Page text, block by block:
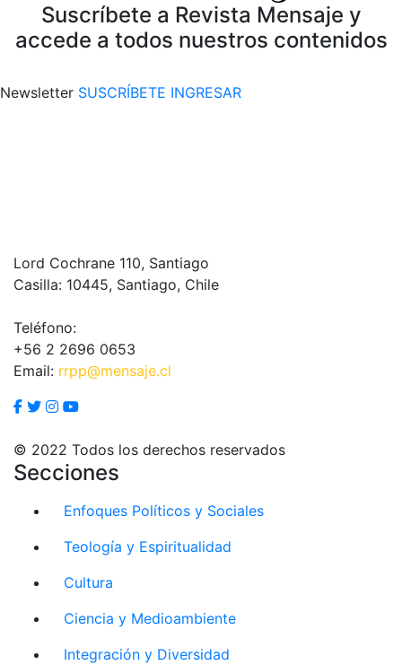
Suscríbete a Revista Mensaje y
accede a todos nuestros contenidos
Newsletter SUSCRÍBETE INGRESAR
Lord Cochrane 110, Santiago
Casilla: 10445, Santiago, Chile
Teléfono:
+56 2 2696 0653
Email: rrpp@mensaje.cl
© 2022 Todos los derechos reservados
Secciones
Enfoques Políticos y Sociales
Teología y Espiritualidad
Cultura
Ciencia y Medioambiente
Integración y Diversidad